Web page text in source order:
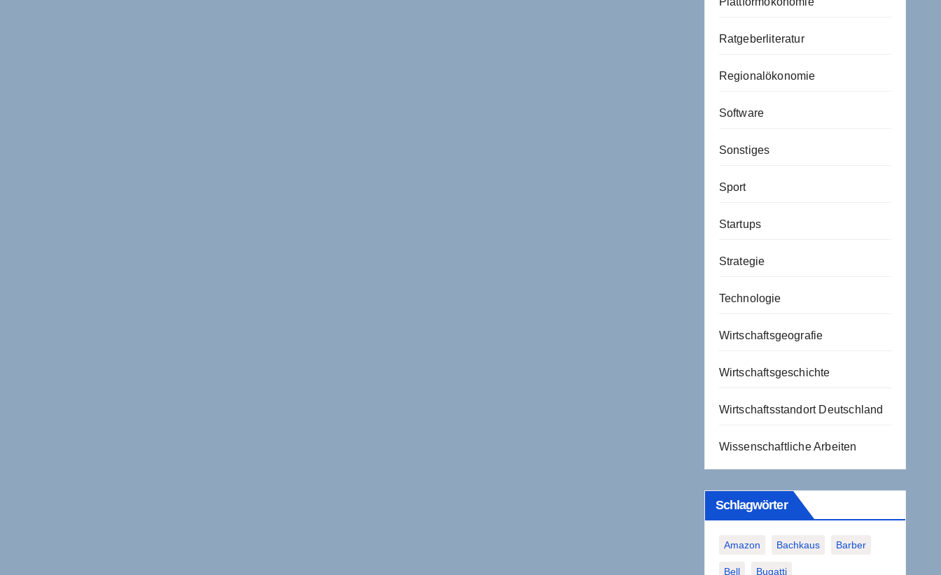
Ratgeberliteratur
Regionalökonomie
Software
Sonstiges
Sport
Startups
Strategie
Technologie
Wirtschaftsgeografie
Wirtschaftsgeschichte
Wirtschaftsstandort Deutschland
Wissenschaftliche Arbeiten
Schlagwörter
Amazon Bachkaus Barber
Bell Bugatti